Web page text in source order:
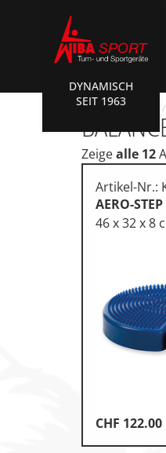
DYNAMISCH
SEIT 1963
HOME
Zeigealle 12
Artikel-Nr.:
AERO-STEP
46 x 32 x 8
CHF 122.00